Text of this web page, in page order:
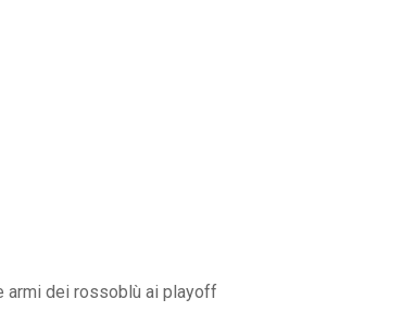
armi dei rossoblù ai playoff